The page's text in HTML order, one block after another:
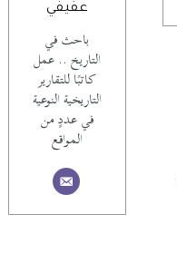
عفيفي
باحث في
التاريخ .. عمل
كاتبًا للتقارير
التاريخية النوعية
في عددٍ من
المواقع